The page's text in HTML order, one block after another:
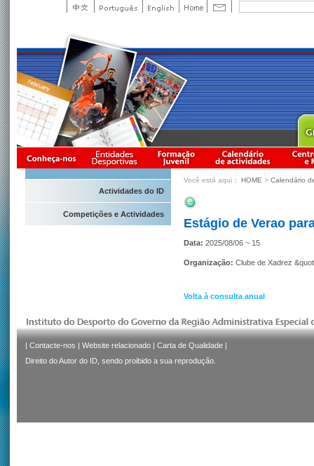
Actividades do ID
Competições e Actividades
Você está aqui： HOME > Calendário
Estágio de Verao
Data: 2025/08/06 ~ 15
Organização: Clube de Xadrez
Volta à consulta anual
| Contacte-nos | Website relacionado | Carta de Qualidade |
Direito do Autor do ID, sendo proibido a sua reprodução.